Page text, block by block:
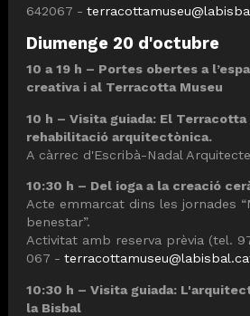
642067 -
Diumenge 20 d'octubre
10 a 19 h – Portes obertes a
creativa i al Terracotta Museu
10 h – Visita guiada: El Terracotta
rehabilitació arquitectònica.
A càrrec d'Escribà-Nadal
10:30 h – Del ioga a la creació
Acte emmarcat dins les jornades
benestar”.
Activitat amb reserva prèvia (tel.
067 -
10:30 h – Visita guiada:
la Bisbal